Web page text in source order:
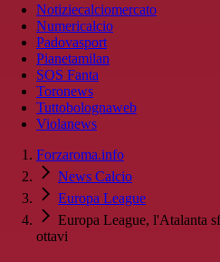
Notiziecalciomercato
Numericalcio
Padovasport
Pianetamilan
SOS Fanta
Toronews
Tuttobolognaweb
Violanews
Forzaroma.info
News Calcio
Europa League
Europa League, l'Atalanta
ottavi